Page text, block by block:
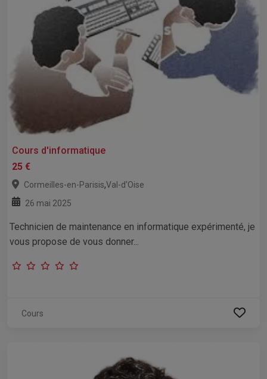
Cours d'informatique
25 €
Cormeilles-en-Parisis,Val-d'Oise
26 mai 2025
Technicien de maintenance en informatique expérimenté, je
vous propose de vous donner...
Cours